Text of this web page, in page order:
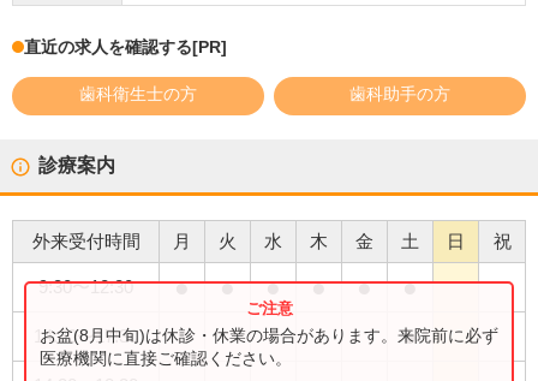
直近の求人を確認する[PR]
歯科衛生士の方 歯科助手の方
診療案内
外来受付時間 月 火 水 木 金 土 日 祝
9:30〜12:30 ● ● ● ● ● ●
14:30〜17:30 ●
お盆(8月中旬)は休診・休業の場合があります。来院前に必ず
医療機関に直接ご確認ください。